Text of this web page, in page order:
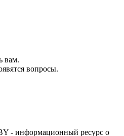
вам.
вопросы.
- информационный ресурс о